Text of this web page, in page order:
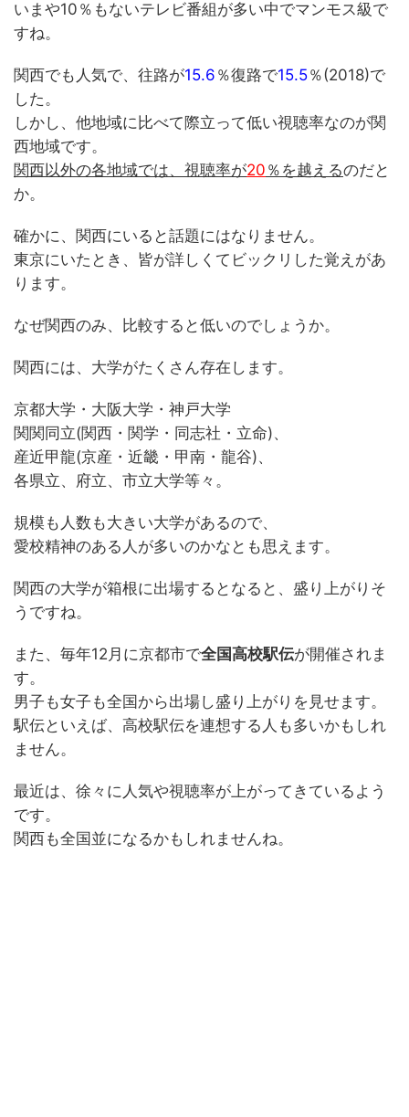
いまや10％もないテレビ番組が多い中でマンモス級で
すね。
関西でも人気で、往路が15.6 ％復路で15.5％(2018)で
した。
しかし、他地域に比べて際立って低い視聴率なのが関
西地域です。
関西以外の各地域では、視聴率が20 ％を越えるのだと
か。
確かに、関西にいると話題にはなりません。
東京にいたとき、皆が詳しくてビックリした覚えがあ
ります。
なぜ関西のみ、比較すると低いのでしょうか。
関西には、大学がたくさん存在します。
京都大学・大阪大学・神戸大学
関関同立(関西・関学・同志社・立命)、
産近甲龍(京産・近畿・甲南・龍谷)、
各県立、府立、市立大学等々。
規模も人数も大きい大学があるので、
愛校精神のある人が多いのかなとも思えます。
関西の大学が箱根に出場するとなると、盛り上がりそ
うですね。
また、毎年12月に京都市で全国高校駅伝が開催されま
す。
男子も女子も全国から出場し盛り上がりを見せます。
駅伝といえば、高校駅伝を連想する人も多いかもしれ
ません。
最近は、徐々に人気や視聴率が上がってきているよう
です。
関西も全国並になるかもしれませんね。